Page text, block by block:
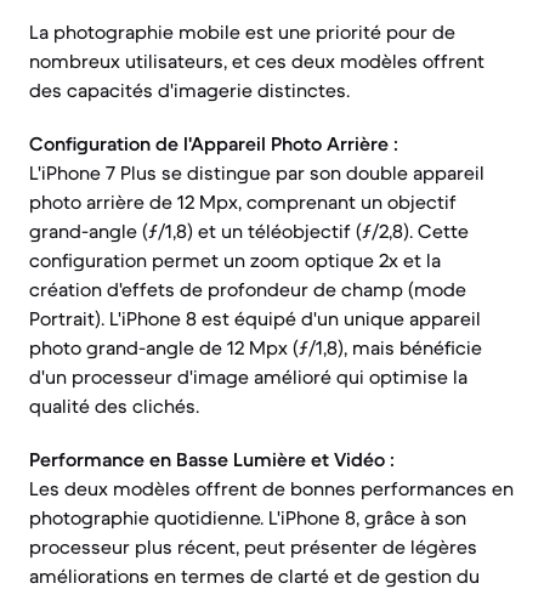
La photographie mobile est une priorité pour de
nombreux utilisateurs, et ces deux modèles offrent
des capacités d'imagerie distinctes.
Configuration de l'Appareil Photo Arrière :
L'iPhone 7 Plus se distingue par son double appareil
photo arrière de 12 Mpx, comprenant un objectif
grand-angle (ƒ/1,8) et un téléobjectif (ƒ/2,8). Cette
configuration permet un zoom optique 2x et la
création d'effets de profondeur de champ (mode
Portrait). L'iPhone 8 est équipé d'un unique appareil
photo grand-angle de 12 Mpx (ƒ/1,8), mais bénéficie
d'un processeur d'image amélioré qui optimise la
qualité des clichés.
Performance en Basse Lumière et Vidéo :
Les deux modèles offrent de bonnes performances en
photographie quotidienne. L'iPhone 8, grâce à son
processeur plus récent, peut présenter de légères
améliorations en termes de clarté et de gestion du